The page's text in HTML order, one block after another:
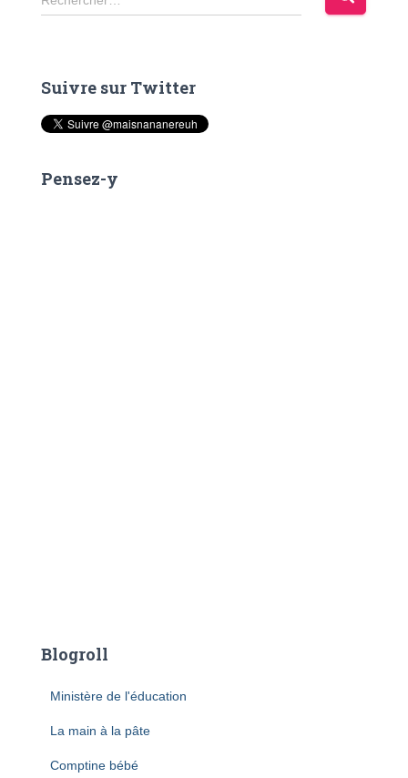
e
r
c
h
r
Suivre sur Twitter
Pensez-y
Blogroll
Ministère de l'éducation
La main à la pâte
Comptine bébé